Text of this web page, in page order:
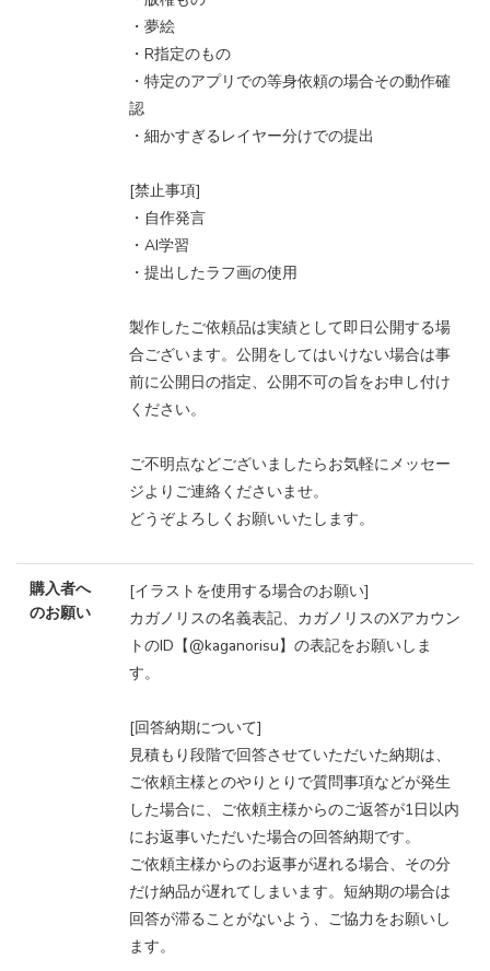
・夢絵
・R指定のもの
・特定のアプリでの等身依頼の場合その動作確
認
・細かすぎるレイヤー分けでの提出
[禁止事項]
・自作発言
・AI学習
・提出したラフ画の使用
製作したご依頼品は実績として即日公開する場
合ございます。公開をしてはいけない場合は事
前に公開日の指定、公開不可の旨をお申し付け
ください。
ご不明点などございましたらお気軽にメッセー
ジよりご連絡くださいませ。
どうぞよろしくお願いいたします。
購入者へ
のお願い
[イラストを使用する場合のお願い]
カガノリスの名義表記、カガノリスのXアカウン
トのID【@kaganorisu】の表記をお願いしま
す。
[回答納期について]
見積もり段階で回答させていただいた納期は、
ご依頼主様とのやりとりで質問事項などが発生
した場合に、ご依頼主様からのご返答が1日以内
にお返事いただいた場合の回答納期です。
ご依頼主様からのお返事が遅れる場合、その分
だけ納品が遅れてしまいます。短納期の場合は
回答が滞ることがないよう、ご協力をお願いし
ます。